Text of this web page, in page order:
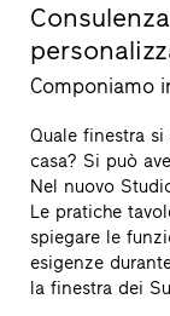
Componiamo
Quale finestra
casa? Si può
Nel nuovo
Le pratiche
spiegare le
esigenze
la finestra dei